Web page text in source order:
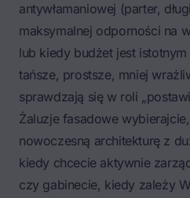
antywłamaniowej (parter,
maksymalnej odporności na
lub kiedy budżet jest
tańsze, prostsze, mniej
sprawdzają się w roli
Żaluzje fasadowe
nowoczesną architekturę z
kiedy chcecie aktywnie
czy gabinecie, kiedy zależy